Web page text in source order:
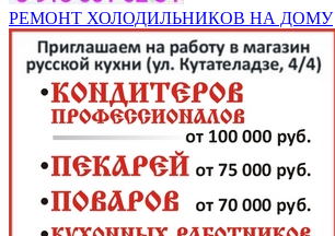
РЕМОНТ ХОЛОДИЛЬНИКОВ НА ДОМУ